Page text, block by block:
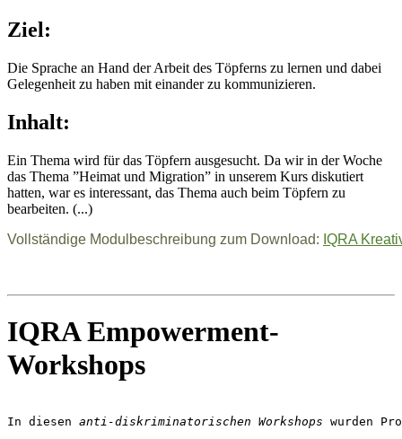
Ziel:
Die Sprache an Hand der Arbeit des Töpferns zu lernen und dabei
Gelegenheit zu haben mit einander zu kommunizieren.
Inhalt:
Ein Thema wird für das Töpfern ausgesucht. Da wir in der Woche
das Thema ”Heimat und Migration” in unserem Kurs diskutiert
hatten, war es interessant, das Thema auch beim Töpfern zu
bearbeiten. (...)
Vollständige Modulbeschreibung zum Download: IQRA
IQRA Empowerment-
Workshops
In diesen anti-diskriminatorischen Workshops wurden